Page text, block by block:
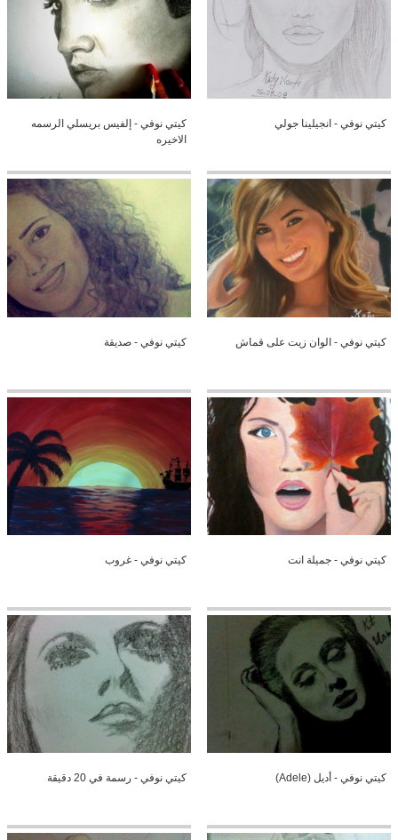
كيتي نوفي - انجيلينا جولي
كيتي نوفي - إلفيس بريسلي الرسمه
الاخيره
كيتي نوفي - الوان زيت على قماش كيتي نوفي - صديقة
كيتي نوفي - جميلة انت كيتي نوفي - غروب
كيتي نوفي - أديل (Adele) كيتي نوفي - رسمة في 20 دقيقة